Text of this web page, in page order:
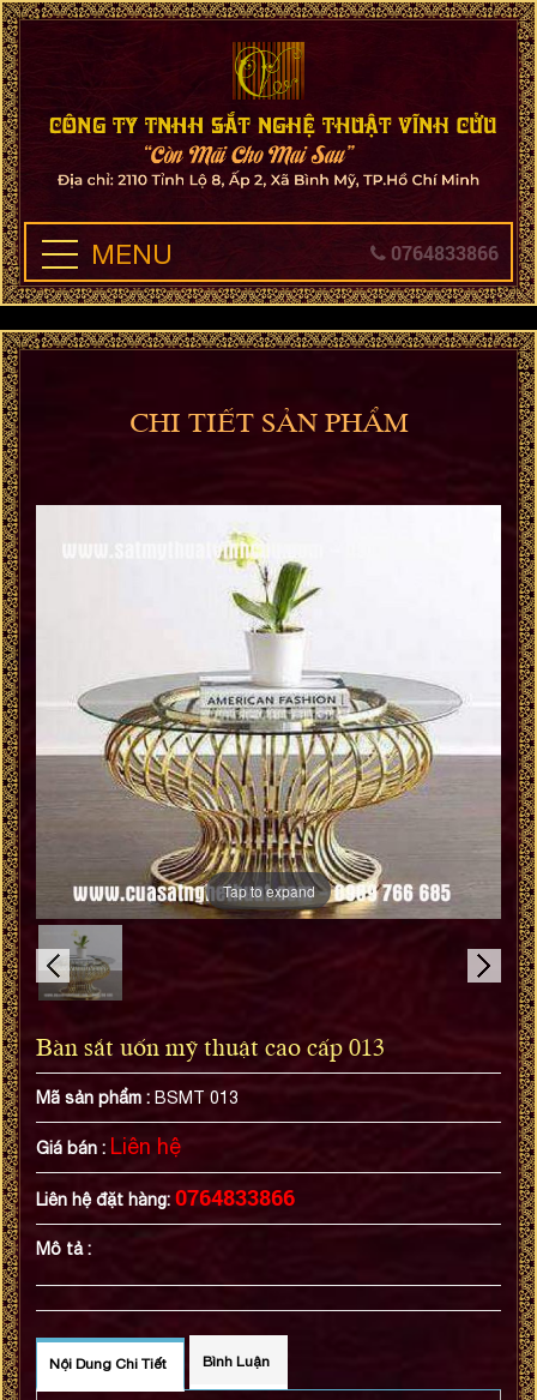
MENU 0764833866
CHI TIẾT SẢN PHẨM
Tap to expand
Bàn sắt uốn mỹ thuật cao cấp 013
Mã sản phẩm : BSMT 013
Giá bán : Liên hệ
Liên hệ đặt hàng: 0764833866
Mô tả :
Nội Dung Chi Tiết Bình Luận